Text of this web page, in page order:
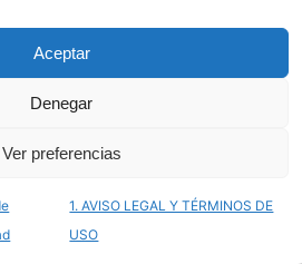
Aceptar
Denegar
Ver preferencias
1. AVISO LEGAL Y TÉRMINOS DE
USO